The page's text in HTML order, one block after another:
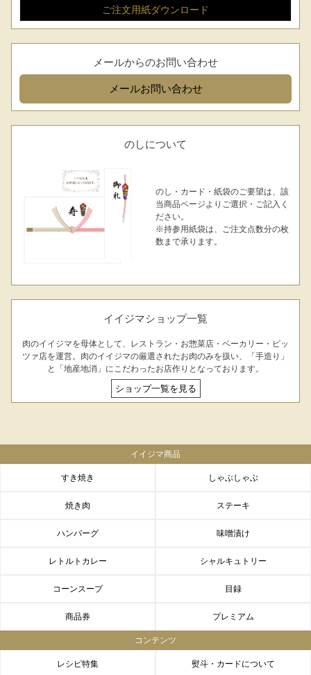
ご注文用紙ダウンロード
メールからのお問い合わせ
メールお問い合わせ
のしについて
のし・カード・紙袋のご要望は、該
当商品ページよりご選択・ご記入く
ださい。
※持参用紙袋は、ご注文点数分の枚
数まで承ります。
イイジマショップ一覧
肉のイイジマを母体として、レストラン・お惣菜店・ベーカリー・ピッ
ツァ店を運営。肉のイイジマの厳選されたお肉のみを扱い、「手造り」
と「地産地消」にこだわったお店作りとなっております。
ショップ一覧を見る
イイジマ商品
すき焼き しゃぶしゃぶ
焼き肉 ステーキ
ハンバーグ 味噌漬け
レトルトカレー シャルキュトリー
コーンスープ 目録
商品券 プレミアム
コンテンツ
レシピ特集 熨斗・カードについて